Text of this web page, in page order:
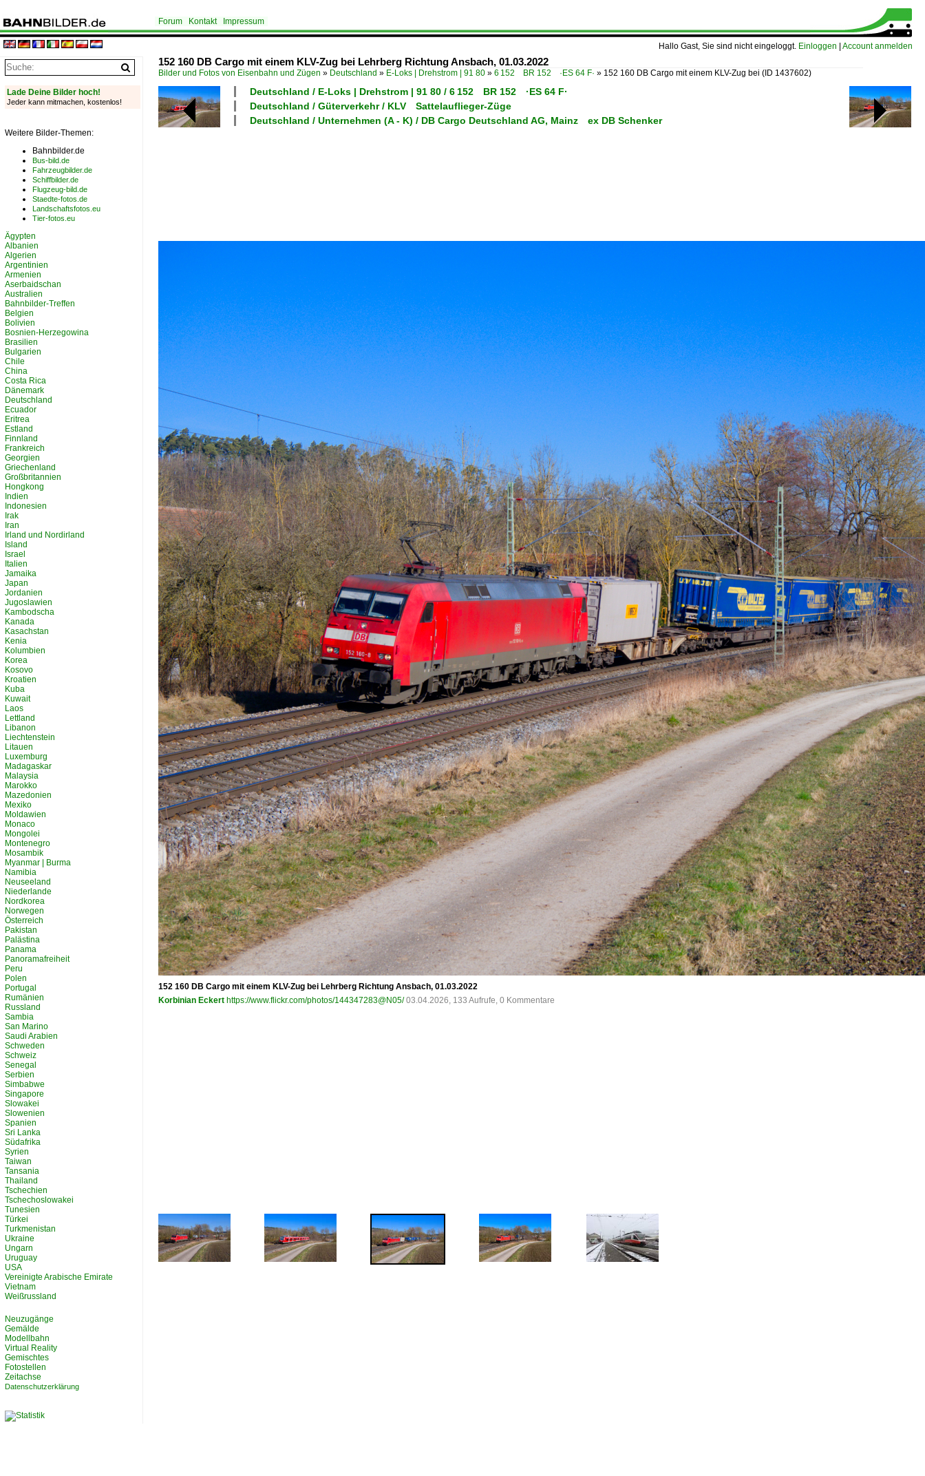
Hallo Gast, Sie sind nicht eingeloggt. Einloggen Account anmelden
Forum Kontakt Impressum
152 160 DB Cargo mit einem KLV-Zug bei Lehrberg Richtung Ansbach, 01.03.2022
Bilder und Fotos von Eisenbahn und Zügen » Deutschland » E-Loks | Drehstrom | 91 80 » 6 152 BR 152 ·ES 64 F· » 152 160 DB Cargo mit einem KLV-Zug bei (ID 1437602)
Deutschland / E-Loks | Drehstrom | 91 80 / 6 152 BR 152 ·ES 64 F·
Deutschland / Güterverkehr / KLV Sattelauflieger-Züge
Deutschland / Unternehmen (A - K) / DB Cargo Deutschland AG, Mainz ex DB Schenker
152 160 DB Cargo mit einem KLV-Zug bei Lehrberg Richtung Ansbach, 01.03.2022
Korbinian Eckert https://www.flickr.com/photos/144347283@N05/ 03.04.2026, 133 Aufrufe, 0 Kommentare
Lade Deine Bilder hoch!
Jeder kann mitmachen, kostenlos!
Weitere Bilder-Themen:
Bahnbilder.de
Bus-bild.de
Fahrzeugbilder.de
Schiffbilder.de
Flugzeug-bild.de
Staedte-fotos.de
Landschaftsfotos.eu
Tier-fotos.eu
Ägypten
Albanien
Algerien
Argentinien
Armenien
Aserbaidschan
Australien
Bahnbilder-Treffen
Belgien
Bolivien
Bosnien-Herzegowina
Brasilien
Bulgarien
Chile
China
Costa Rica
Dänemark
Deutschland
Ecuador
Eritrea
Estland
Finnland
Frankreich
Georgien
Griechenland
Großbritannien
Hongkong
Indien
Indonesien
Irak
Iran
Irland und Nordirland
Island
Israel
Italien
Jamaika
Japan
Jordanien
Jugoslawien
Kambodscha
Kanada
Kasachstan
Kenia
Kolumbien
Korea
Kosovo
Kroatien
Kuba
Kuwait
Laos
Lettland
Libanon
Liechtenstein
Litauen
Luxemburg
Madagaskar
Malaysia
Marokko
Mazedonien
Mexiko
Moldawien
Monaco
Mongolei
Montenegro
Mosambik
Myanmar | Burma
Namibia
Neuseeland
Niederlande
Nordkorea
Norwegen
Österreich
Pakistan
Palästina
Panama
Panoramafreiheit
Peru
Polen
Portugal
Rumänien
Russland
Sambia
San Marino
Saudi Arabien
Schweden
Schweiz
Senegal
Serbien
Simbabwe
Singapore
Slowakei
Slowenien
Spanien
Sri Lanka
Südafrika
Syrien
Taiwan
Tansania
Thailand
Tschechien
Tschechoslowakei
Tunesien
Türkei
Turkmenistan
Ukraine
Ungarn
Uruguay
USA
Vereinigte Arabische Emirate
Vietnam
Weißrussland
Neuzugänge
Gemälde
Modellbahn
Virtual Reality
Gemischtes
Fotostellen
Zeitachse
Datenschutzerklärung